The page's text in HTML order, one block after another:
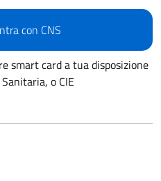
con CNS
smart card a tua disposizione
o CIE